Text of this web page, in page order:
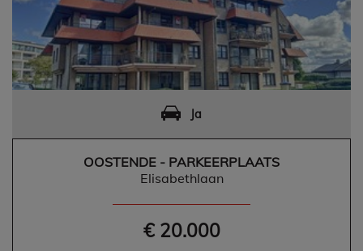
Ja
OOSTENDE - PARKEERPLAATS
Elisabethlaan
€ 20.000